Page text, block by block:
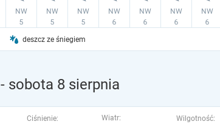
deszcz ze śniegiem
- sobota 8 sierpnia
Ciśnienie:
Wiatr:
Wilgotność: